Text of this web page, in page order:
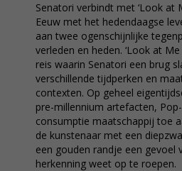
Senatori verbindt met ‘Look at
Eeuw met het hedendaagse
aan twee ogenschijnlijke
verleden en heden. ‘Look at
reis waarin Senatori een brug
verschillende tijdperken en
contexten. Op geheel
pre-millennium artefacten,
consumptie maatschappij toe
de kunstenaar met een
een gouden randje een gevoel
herkenning weet op te roepen.